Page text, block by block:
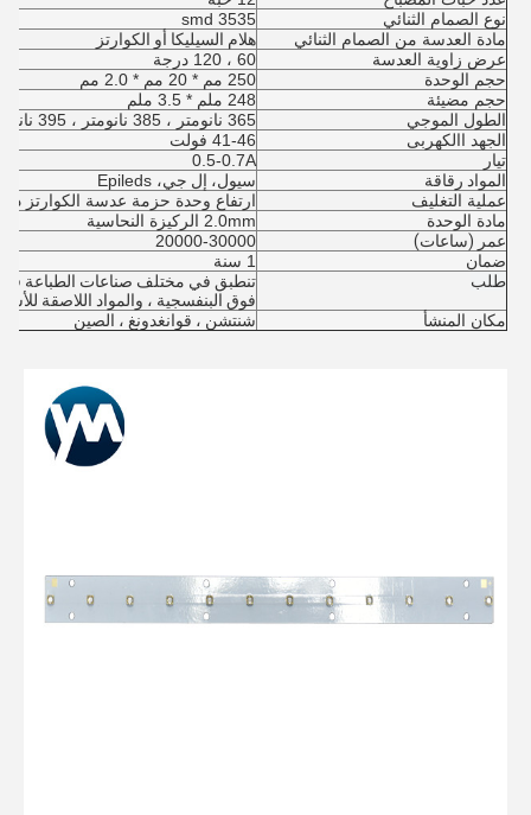
نوع الصمام الثنائي
3535 smd
مادة العدسة من الصمام الثنائي
هلام السيليكا أو الكوارتز
عرض زاوية العدسة
60 ، 120 درجة
حجم الوحدة
250 مم * 20 مم * 2.0 مم
حجم مضيئة
248 ملم * 3.5 ملم
الطول الموجي
365 نانومتر ، 385 نانومتر ، 395 نانومتر ، 405 نانومتر
الجهد االكهربى
41-46 فولت
تيار
0.5-0.7A
المواد رقاقة
سيول، إل جي، Epileds
عملية التغليف
ارتفاع وحدة حزمة عدسة الكوارتز
مادة الوحدة
2.0mm الركيزة النحاسية
عمر (ساعات)
20000-30000
ضمان
1 سنة
طلب
فوق البنفسجية ، والمواد اللاصقة
مكان المنشأ
شنتشن ، قوانغدونغ ، الصين